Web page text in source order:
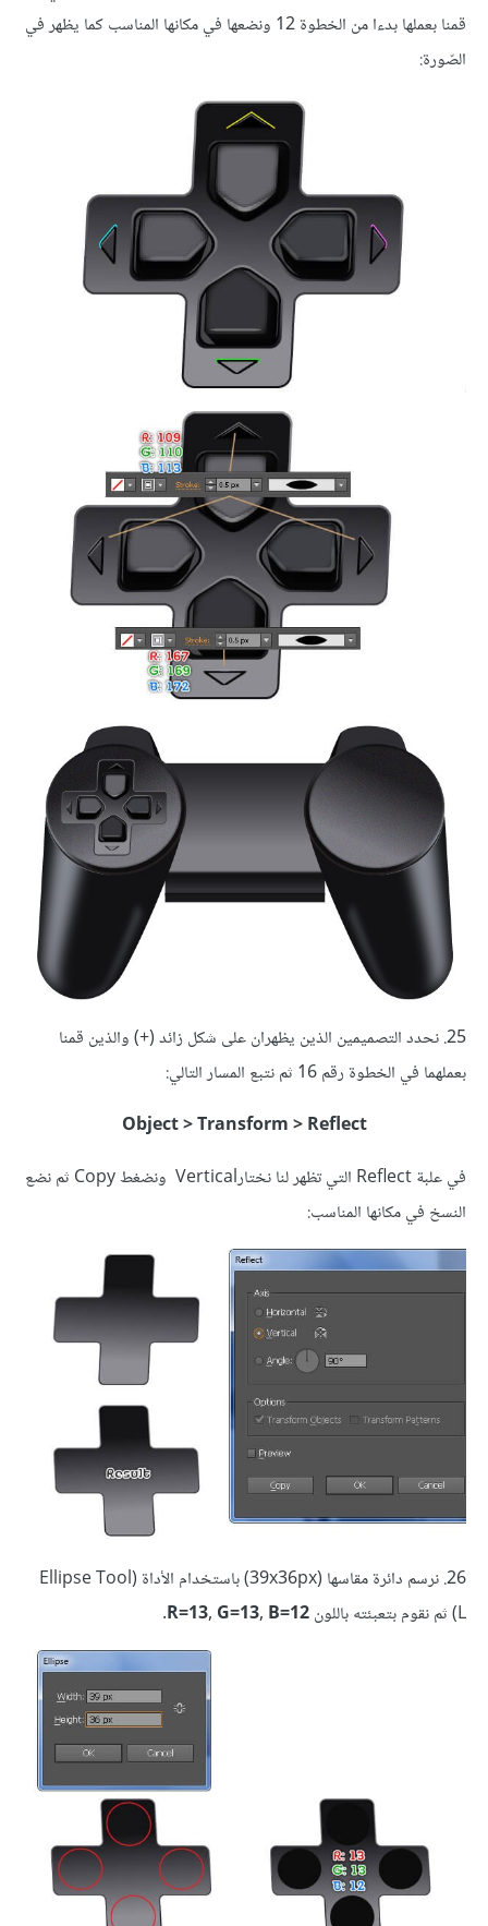
قمنا بعملها بدءا من الخطوة 12 ونضعها في مكانها المناسب كما يظهر في
الصّورة:
25. نحدد التصميمين الذين يظهران على شكل زائد (+) والذين قمنا
بعملهما في الخطوة رقم 16 ثم نتبع المسار التالي:
Object > Transform > Reflect
في علبة Reflect التي تظهر لنا نختارVertical ونضغط Copy ثم نضع
النسخ في مكانها المناسب:
26. نرسم دائرة مقاسها (39x36px) باستخدام الأداة (Ellipse Tool
(L ثم نقوم بتعبئته باللون
R=13, G=13, B=12.